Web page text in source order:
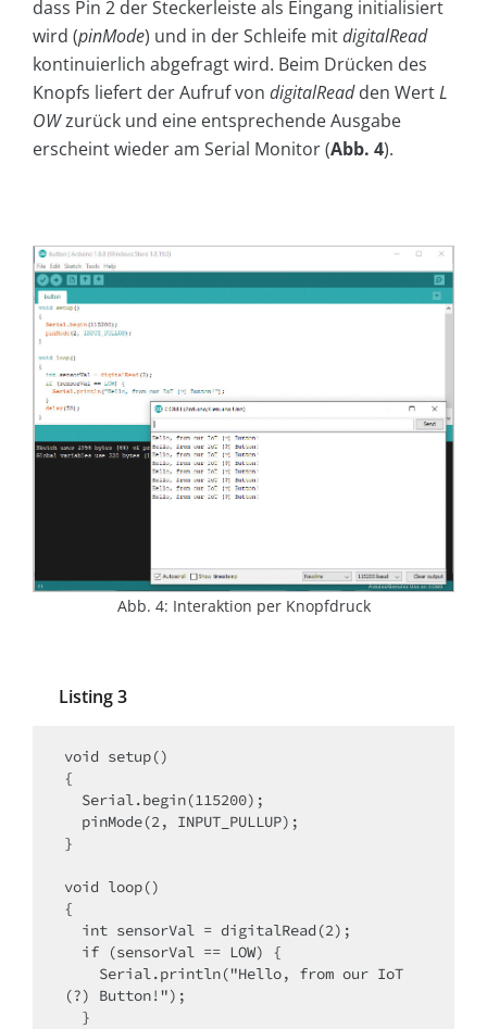
dass Pin 2 der Steckerleiste als Eingang initialisiert
wird (pinMode) und in der Schleife mitdigitalRead
kontinuierlich abgefragt wird. Beim Drücken des
Knopfs liefert der Aufruf von digitalReadden WertL
OWzurück und eine entsprechende Ausgabe
erscheint wieder am Serial Monitor (Abb. 4).
Abb. 4: Interaktion per Knopfdruck
Listing 3
void setup()
{
}
void loop()
{
(?) Button!");